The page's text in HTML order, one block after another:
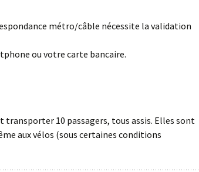
métro/câble nécessite la validation
ou votre carte bancaire.
transporter 10 passagers, tous assis. Elles sont
aux vélos (sous certaines conditions